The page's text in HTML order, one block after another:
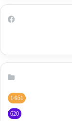
1٬951
620